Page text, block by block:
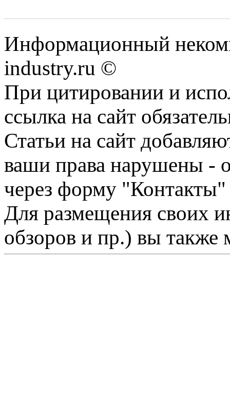
Информационный
industry.ru ©
При цитировании и
ссылка на сайт
Статьи на сайт
ваши права нарушены -
через форму "Контакты"
Для размещения своих
обзоров и пр.) вы также